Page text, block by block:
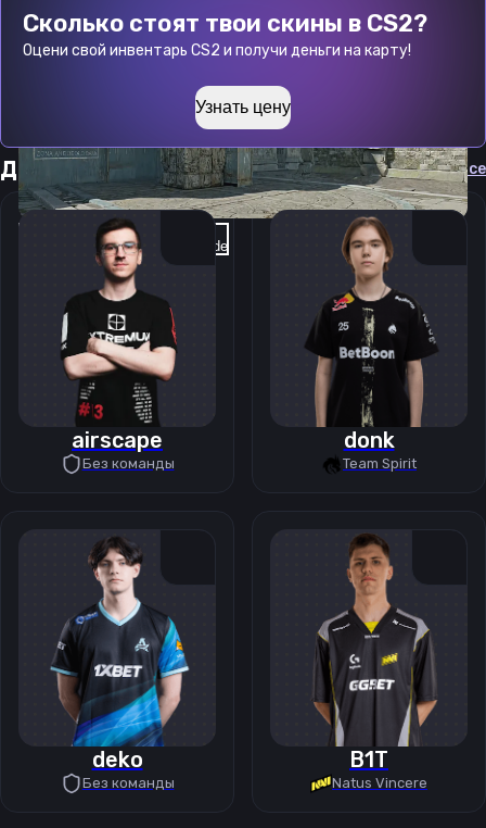
Previous slide Next slide
Сколько стоят твои скины в CS2?
Оцени свой инвентарь CS2 и получи деньги на карту!
Узнать цену
Другие прицелы Cмотреть все
airscape
Без команды
donk
Team Spirit
deko
Без команды
B1T
Natus Vincere